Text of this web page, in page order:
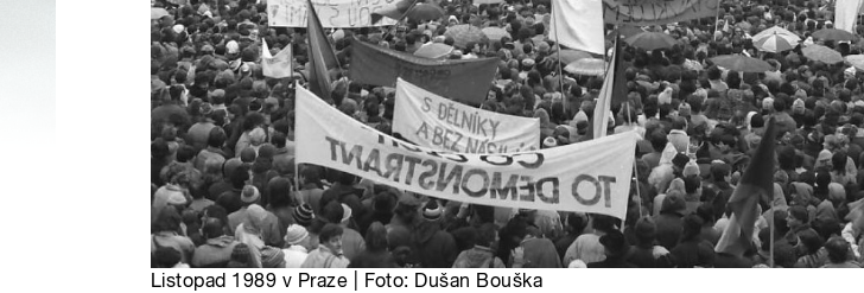
Listopad 1989 v Praze | Foto: Dušan Bouška